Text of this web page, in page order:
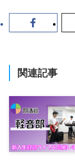
関連記事